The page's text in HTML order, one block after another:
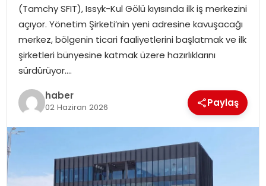
EĞITIM
GENEL
(Tamchy SFIT), Issyk-Kul Gölü kıyısında ilk iş merkezini
açıyor. Yönetim Şirketi’nin yeni adresine kavuşacağı
merkez, bölgenin ticari faaliyetlerini başlatmak ve ilk
şirketleri bünyesine katmak üzere hazırlıklarını
sürdürüyor….
haber
02 Haziran 2026 Paylaş